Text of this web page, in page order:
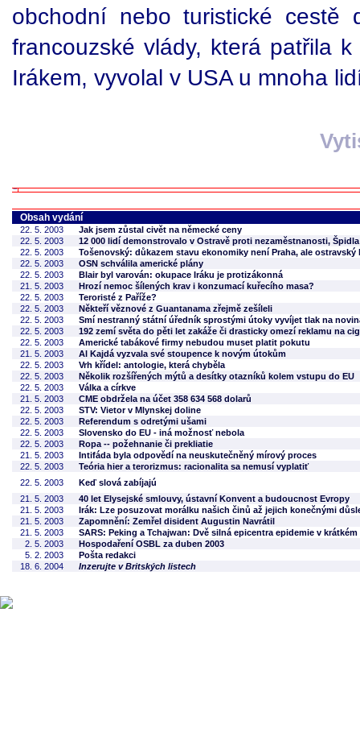
obchodní nebo turistické
francouzské vlády, která patřila
Irákem, vyvolal v USA u mnoha
Obsah vydání
22. 5. 2003
Jak jsem zůstal civět na německé ceny
22. 5. 2003
12 000 lidí demonstrovalo v Ostravě proti nezaměstnanosti,
22. 5. 2003
Tošenovský: důkazem stavu ekonomiky není Praha, ale ostravský
22. 5. 2003
OSN schválila americké plány
22. 5. 2003
Blair byl varován: okupace Iráku je protizákonná
21. 5. 2003
Hrozí nemoc šílených krav i konzumací kuřecího masa?
22. 5. 2003
Teroristé z Paříže?
22. 5. 2003
Někteří věznové z Guantanama zřejmě zešíleli
22. 5. 2003
Smí nestranný státní úředník sprostými útoky vyvíjet tlak na
22. 5. 2003
192 zemí světa do pěti let zakáže či drasticky omezí reklamu na
22. 5. 2003
Americké tabákové firmy nebudou muset platit pokutu
21. 5. 2003
Al Kajdá vyzvala své stoupence k novým útokům
22. 5. 2003
Vrh křídel: antologie, která chyběla
22. 5. 2003
Několik rozšířených mýtů a desítky otazníků kolem vstupu do EU
22. 5. 2003
Válka a církve
21. 5. 2003
CME obdržela na účet 358 634 568 dolarů
22. 5. 2003
STV: Vietor v Mlynskej doline
22. 5. 2003
Referendum s odretými ušami
22. 5. 2003
Slovensko do EU - iná možnosť nebola
22. 5. 2003
Ropa -- požehnanie či prekliatie
21. 5. 2003
Intifáda byla odpovědí na neuskutečněný mírový proces
22. 5. 2003
Teória hier a terorizmus: racionalita sa nemusí vyplatiť
22. 5. 2003
Keď slová zabíjajú
21. 5. 2003
40 let Elysejské smlouvy, ústavní Konvent a budoucnost Evropy
21. 5. 2003
Irák: Lze posuzovat morálku našich činů až jejich konečnými
21. 5. 2003
Zapomnění: Zemřel disident Augustin Navrátil
21. 5. 2003
SARS: Peking a Tchajwan: Dvě silná epicentra epidemie v krátkém
2. 5. 2003
Hospodaření OSBL za duben 2003
5. 2. 2003
Pošta redakci
18. 6. 2004
Inzerujte v Britských listech